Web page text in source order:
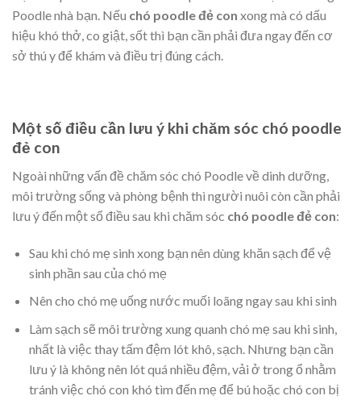
Poodle nhà bạn. Nếu chó poodle đẻ con xong mà có dấu
hiệu khó thở, co giật, sốt thì bạn cần phải đưa ngay đến cơ
sở thú y để khám và điều trị đúng cách.
Một số điều cần lưu ý khi chăm sóc chó poodle
đẻ con
Ngoài những vấn đề chăm sóc chó Poodle về dinh dưỡng,
môi trường sống và phòng bệnh thì người nuôi còn cần phải
lưu ý đến một số điều sau khi chăm sóc chó poodle đẻ con:
Sau khi chó mẹ sinh xong bạn nên dùng khăn sạch để vệ
sinh phần sau của chó mẹ
Nên cho chó mẹ uống nước muối loãng ngay sau khi sinh
Làm sạch sẽ môi trường xung quanh chó mẹ sau khi sinh,
nhất là việc thay tấm đệm lót khô, sạch. Nhưng bạn cần
lưu ý là không nên lót quá nhiều đệm, vải ở trong ổ nhằm
tránh việc chó con khó tìm đến mẹ để bú hoặc chó con bị